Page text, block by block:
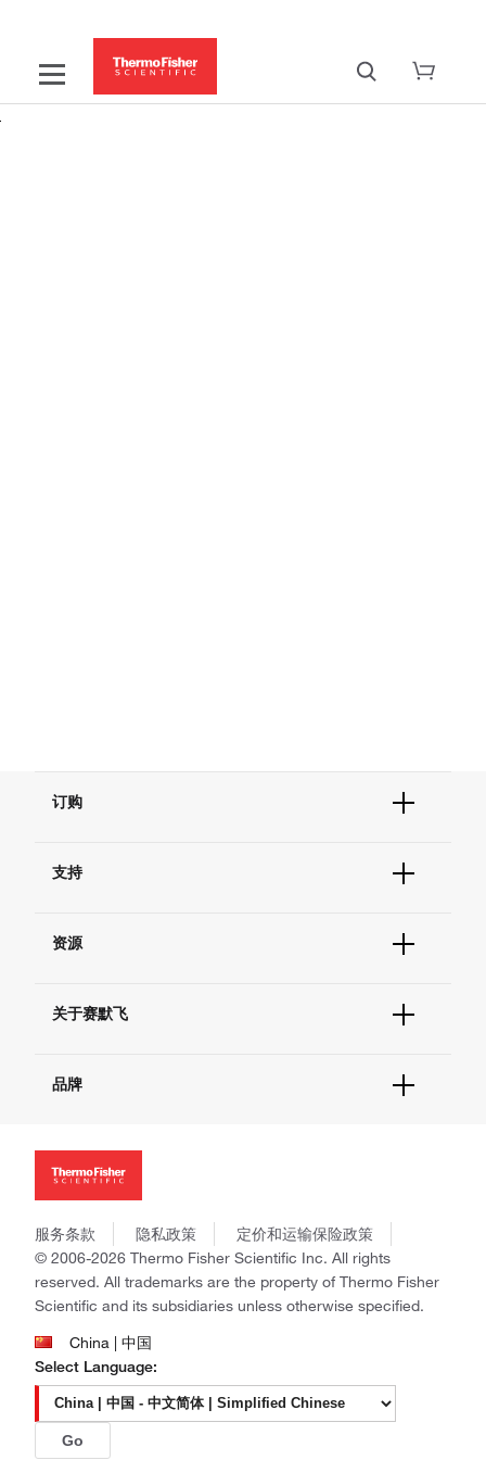
订购
订单状态查询
订单支持
现货供应中心
支持
联系我们 - 400 820 8982
查找文件&证书
资源
学习中心
促销
社交媒体
关于赛默飞
招聘
新闻
社会责任
商标
政策和通知
品牌
Applied Biosystems
Ion Torrent
Unity Lab Services
Patheon
服务条款 隐私政策
定价和运输保险政策
© 2006-2026 Thermo Fisher Scientific Inc. All rights
reserved. All trademarks are the property of Thermo Fisher
Scientific and its subsidiaries unless otherwise specified.
China | 中国
Select Language:
Go